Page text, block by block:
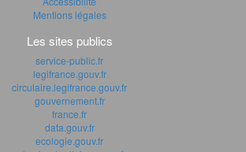
Mentions légales
Les sites publics
service-public.fr
legifrance.gouv.fr
circulaire.legifrance.gouv.fr
gouvernement.fr
france.fr
data.gouv.fr
ecologie.gouv.fr